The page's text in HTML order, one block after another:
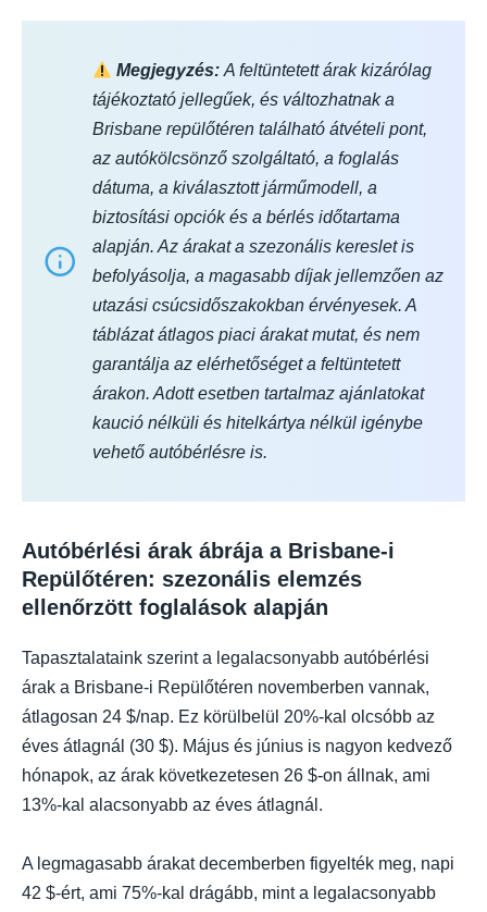
Megjegyzés:A feltüntetett árak kizárólag
tájékoztató jellegűek, és változhatnak a
Brisbane repülőtéren található átvételi pont,
az autókölcsönző szolgáltató, a foglalás
dátuma, a kiválasztott járműmodell, a
biztosítási opciók és a bérlés időtartama
alapján. Az árakat a szezonális kereslet is
befolyásolja, a magasabb díjak jellemzően az
utazási csúcsidőszakokban érvényesek. A
táblázat átlagos piaci árakat mutat, és nem
garantálja az elérhetőséget a feltüntetett
árakon. Adott esetben tartalmaz ajánlatokat
kaució nélküli és hitelkártya nélkül igénybe
vehető autóbérlésre is.
Autóbérlési árak ábrája a Brisbane-i
Repülőtéren: szezonális elemzés
ellenőrzött foglalások alapján
Tapasztalataink szerint a legalacsonyabb autóbérlési
árak a Brisbane-i Repülőtéren novemberben vannak,
átlagosan 24 $/nap. Ez körülbelül 20%-kal olcsóbb az
éves átlagnál (30 $). Május és június is nagyon kedvező
hónapok, az árak következetesen 26 $-on állnak, ami
13%-kal alacsonyabb az éves átlagnál.
A legmagasabb árakat decemberben figyelték meg, napi
42 $-ért, ami 75%-kal drágább, mint a legalacsonyabb